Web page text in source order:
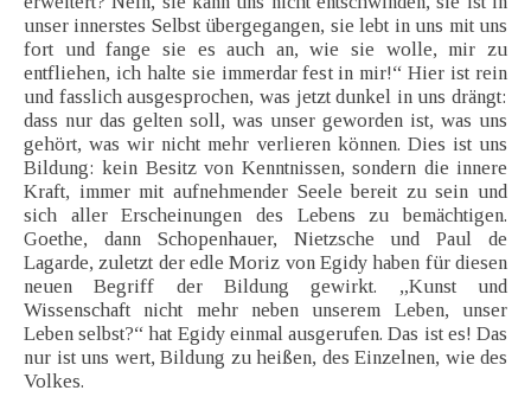
unser innerstes Selbst übergegangen, sie lebt in uns mit uns
fort und fange sie es auch an, wie sie wolle, mir zu
entfliehen, ich halte sie immerdar fest in mir!“ Hier ist rein
und fasslich ausgesprochen, was jetzt dunkel in uns drängt:
dass nur das gelten soll, was unser geworden ist, was uns
gehört, was wir nicht mehr verlieren können. Dies ist uns
Bildung: kein Besitz von Kenntnissen, sondern die innere
Kraft, immer mit aufnehmender Seele bereit zu sein und
sich aller Erscheinungen des Lebens zu bemächtigen.
Goethe, dann Schopenhauer, Nietzsche und Paul de
Lagarde, zuletzt der edle Moriz von Egidy haben für diesen
neuen Begriff der Bildung gewirkt. „Kunst und
Wissenschaft nicht mehr neben unserem Leben, unser
Leben selbst?“ hat Egidy einmal ausgerufen. Das ist es! Das
nur ist uns wert, Bildung zu heißen, des Einzelnen, wie des
Volkes.